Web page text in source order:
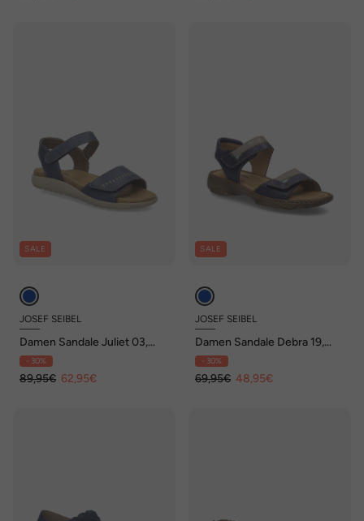
SALE
JOSEF SEIBEL
Damen Sandale Juliet 03,
blau
- 30%
89,95€ 62,95€
SALE
JOSEF SEIBEL
Damen Sandale Debra 19,
indigo-multi
- 30%
69,95€ 48,95€